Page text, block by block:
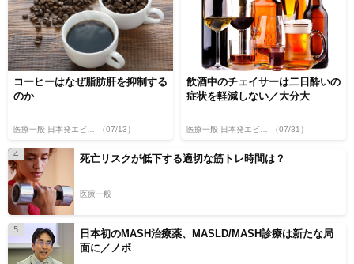
コーヒーはなぜ脂肪肝を抑制する
のか
医療一般 日本発エビデンス （07/13）
飲酒中のチェイサーは二日酔いの
症状を軽減しない／大分大
医療一般 日本発エビデンス （07/31）
4 死亡リスクが低下する適切な筋トレ時間は？
医療一般
5
日本初のMASH治療薬、MASLD/MASH診療は新たな局
面に／ノボ